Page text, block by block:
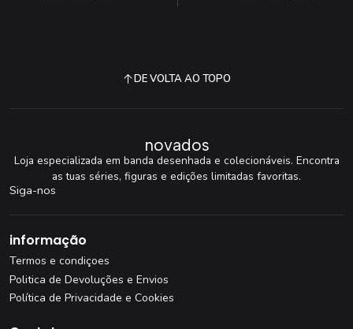
DE VOLTA AO TOPO
novados
Loja especializada em banda desenhada e colecionáveis. Encontra
as tuas séries, figuras e edições limitadas favoritas.
Siga-nos
informação
Termos e condiçoes
Politica de Devoluções e Envios
Política de Privacidade e Cookies